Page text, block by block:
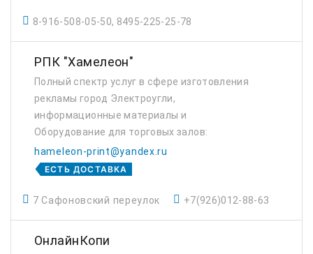
8-916-508-05-50, 8495-225-25-78
РПК "Хамелеон"
Полный спектр услуг в сфере изготовления
рекламы город Электроугли,
информационные материалы и
Оборудование для торговых залов:
экспозиторы, накопители, стойки-ресепшн,
стойки для образцов продукции.
hameleon-print@yandex.ru
ЕСТЬ ДОСТАВКА
7 Сафоновский переулок +7(926)012-88-63
ОнлайнКопи